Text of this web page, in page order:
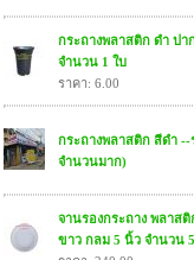
กระถางพลาสติก ดำ ปา
จำนวน 1 ใบ
ราคา: 6.00
กระถางพลาสติก สีดำ --
จำนวนมาก)
จานรองกระถาง พลาส
ขาว กลม 5 นิ้ว จำนวน